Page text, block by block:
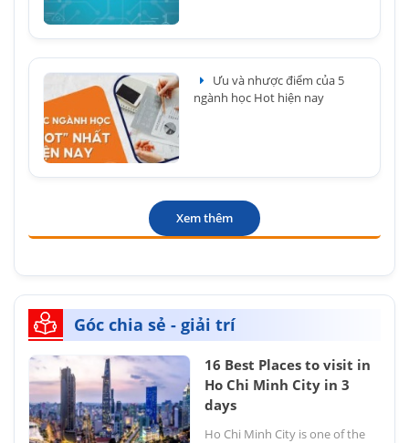
Ưu và nhược điểm của 5
ngành học Hot hiện nay
Xem thêm
Góc chia sẻ - giải trí
16 Best Places to visit in
Ho Chi Minh City in 3
days
Ho Chi Minh City is one of the